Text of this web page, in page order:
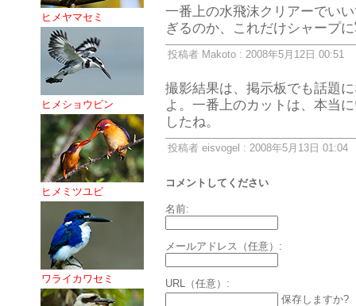
ヒメヤマセミ
ヒメショウビン
ヒメミツユビ
ワライカワセミ
一番上の水飛沫クリアーでい
ぎるのか、これだけシャープ
投稿者 Makoto : 2008年5月12日 00:51
撮影結果は、掲示板でも話題
よ。一番上のカットは、本当
したね。
投稿者 eisvogel : 2008年5月13日 01:04
コメントしてください
名前:
メールアドレス（任意）:
URL（任意）:
保存しますか?